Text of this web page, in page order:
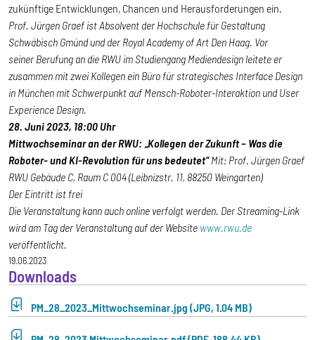
zukünftige Entwicklungen, Chancen und Herausforderungen ein.
Prof. Jürgen Graef ist Absolvent der Hochschule für Gestaltung
Schwäbisch Gmünd und der Royal Academy of Art Den Haag. Vor
seiner Berufung an die RWU im Studiengang Mediendesign leitete er
zusammen mit zwei Kollegen ein Büro für strategisches Interface Design
in München mit Schwerpunkt auf Mensch-Roboter-Interaktion und User
Experience Design.
28. Juni 2023, 18:00 Uhr
Mittwochseminar an der RWU: „Kollegen der Zukunft – Was die
Roboter- und KI-Revolution für uns bedeutet“Mit: Prof. Jürgen Graef
RWU Gebäude C, Raum C 004 (Leibnizstr. 11, 88250 Weingarten)
Der Eintritt ist frei
Die Veranstaltung kann auch online verfolgt werden. Der Streaming-Link
wird am Tag der Veranstaltung auf der Website www.rwu.de
veröffentlicht.
19.06.2023
Downloads
PM_28_2023_Mittwochseminar.jpg (JPG, 1.04 MB)